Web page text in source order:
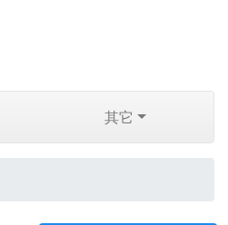
其它